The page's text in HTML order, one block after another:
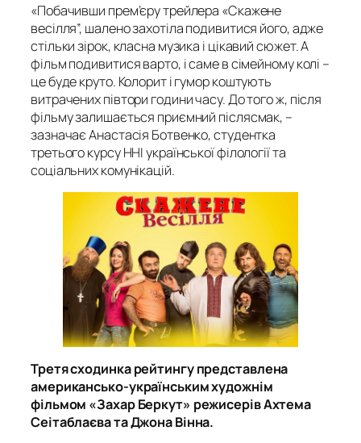
«Побачивши прем’єру трейлера «Скажене
весілля”, шалено захотіла подивитися його, адже
стільки зірок, класна музика і цікавий сюжет. А
фільм подивитися варто, і саме в сімейному колі –
це буде круто. Колорит і гумор коштують
витрачених півтори години часу. До того ж, після
фільму залишається приємний післясмак, –
зазначає Анастасія Ботвенко, студентка
третього курсу ННІ української філології та
соціальних комунікацій.
Третя сходинка рейтингу представлена
американсько-українським художнім
фільмом «Захар Беркут» режисерів Ахтема
Сеітаблаєва та Джона Вінна.